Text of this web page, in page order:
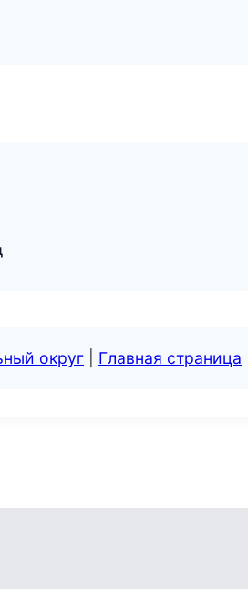
округ Главная страница